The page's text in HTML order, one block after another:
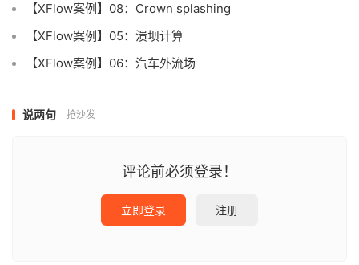
【XFlow案例】08：Crown splashing
【XFlow案例】05：溃坝计算
【XFlow案例】06：汽车外流场
说两句 抢沙发
评论前必须登录！
立即登录 注册